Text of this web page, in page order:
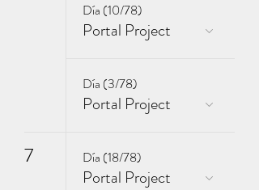
Día (10/78)
Portal Project
Día (3/78)
Portal Project
7 Día (18/78)
Portal Project